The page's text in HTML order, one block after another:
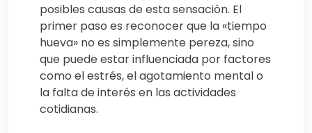
posibles causas de esta sensación. El
primer paso es reconocer que la «tiempo
hueva» no es simplemente pereza, sino
que puede estar influenciada por factores
como el estrés, el agotamiento mental o
la falta de interés en las actividades
cotidianas.